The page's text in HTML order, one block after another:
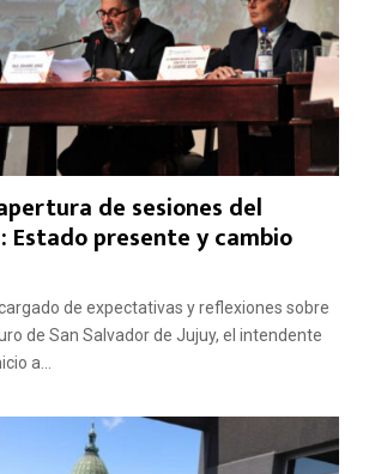
de sesiones del
Estado presente y cambio
de expectativas y reflexiones sobre
de San Salvador de Jujuy, el intendente
a...